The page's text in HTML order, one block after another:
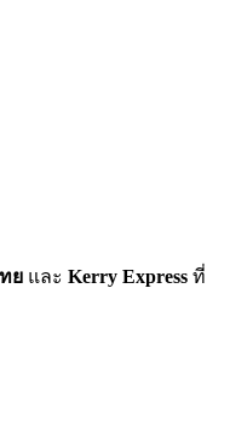
ย และ Kerry Express ที่